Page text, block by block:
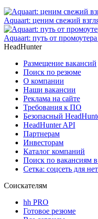
Aquaart: ценим свежий
Aquaart: путь от
HeadHunter
Размещение вакансий
Поиск по резюме
О компании
Наши вакансии
Реклама на сайте
Требования к ПО
Безопасный
HeadHunter API
Партнерам
Инвесторам
Каталог компаний
Поиск по вакансиям
Сетка: соцсеть для
Соискателям
hh PRO
Готовое резюме